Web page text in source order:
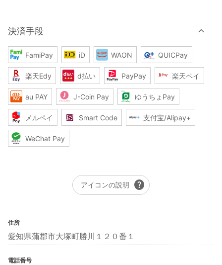
決済手段
FamiPay iD WAON QUICPay
楽天Edy d払い PayPay 楽天ペイ
au PAY J-Coin Pay ゆうちょPay
メルペイ Smart Code 支付宝/Alipay+
WeChat Pay
アイコンの説明 help
住所
愛知県蒲郡市大塚町勝川１２０番１
電話番号